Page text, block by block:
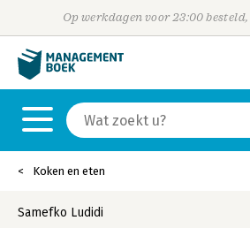
Op werkdagen voor 23:00
Koken en eten
Samefko Ludidi